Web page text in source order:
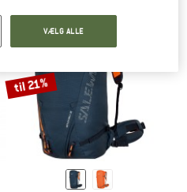
SALE
til 21%
VÆLG ALLE